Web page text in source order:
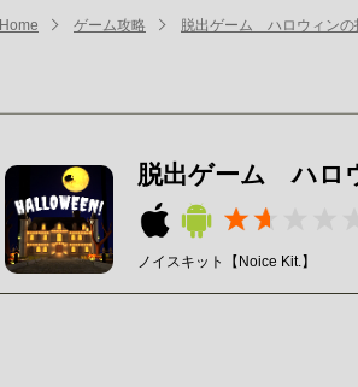
Home ゲーム攻略 脱出ゲーム ハロウィンの
脱出ゲーム ハロ
ノイスキット【Noice Kit.】